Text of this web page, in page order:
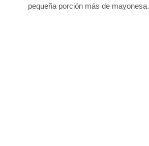
pequeña porción más de mayonesa.